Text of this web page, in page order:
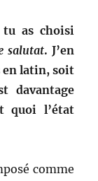
as choisi
salutat. J’en
en latin, soit
davantage
quoi l’état
comme